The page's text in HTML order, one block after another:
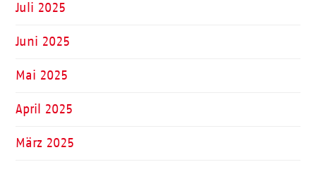
Juli 2025
Juni 2025
Mai 2025
April 2025
März 2025